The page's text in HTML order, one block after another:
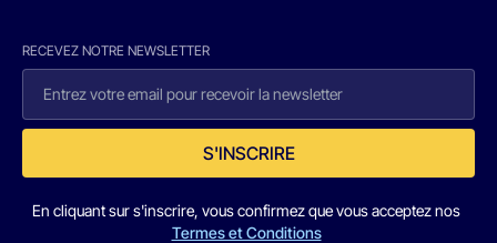
RECEVEZ NOTRE NEWSLETTER
S'INSCRIRE
En cliquant sur s'inscrire, vous confirmez que vous acceptez nos
Termes et Conditions